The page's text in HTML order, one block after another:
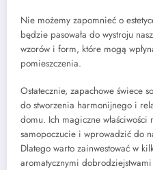
Nie możemy zapomnieć o
będzie pasowała do wystroju
wzorów i form, które mogą
pomieszczenia.
Ostatecznie, zapachowe świece
do stworzenia harmonijnego i
domu. Ich magiczne
samopoczucie i wprowadzić do
Dlatego warto zainwestować w
aromatycznymi